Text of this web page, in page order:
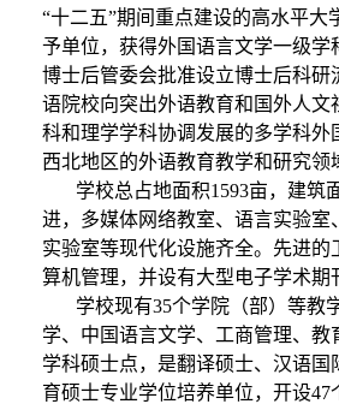
“十二五”期间重点建设的高水平
予单位，获得外国语言文学一级学
博士后管委会批准设立博士后科
语院校向突出外语教育和国外人
科和理学学科协调发展的多学科
西北地区的外语教育教学和研究领
学校总占地面积1593亩，建筑
进，多媒体网络教室、语言实验
实验室等现代化设施齐全。先进
算机管理，并设有大型电子学术期
学校现有35个学院（部）等教
学、中国语言文学、工商管理、教
学科硕士点，是翻译硕士、汉语
育硕士专业学位培养单位，开设47